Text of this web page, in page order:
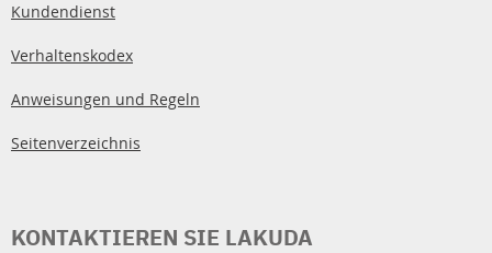
Kundendienst
Verhaltenskodex
Anweisungen und Regeln
Seitenverzeichnis
KONTAKTIEREN SIE LAKUDA